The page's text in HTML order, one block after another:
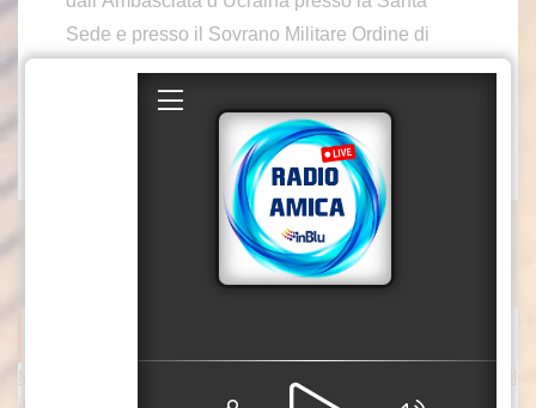
Sede e presso il Sovrano Militare Ordine di
Italia e dal delegato Alessandro De Biase.
Meloni risponde a Conte “Verità sul Covid non è un processo pol